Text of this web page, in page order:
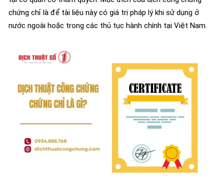
chứng chỉ là để tài liệu này có giá trị pháp lý khi sử dụng ở
nước ngoài hoặc trong các thủ tục hành chính tại Việt Nam.